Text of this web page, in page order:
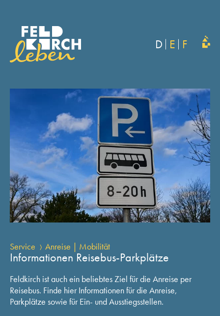
D E F
Service Anreise | Mobilität
Informationen Reisebus-Parkplätze
Feldkirch ist auch ein beliebtes Ziel für die Anreise per
Reisebus. Finde hier Informationen für die Anreise,
Parkplätze sowie für Ein- und Ausstiegsstellen.